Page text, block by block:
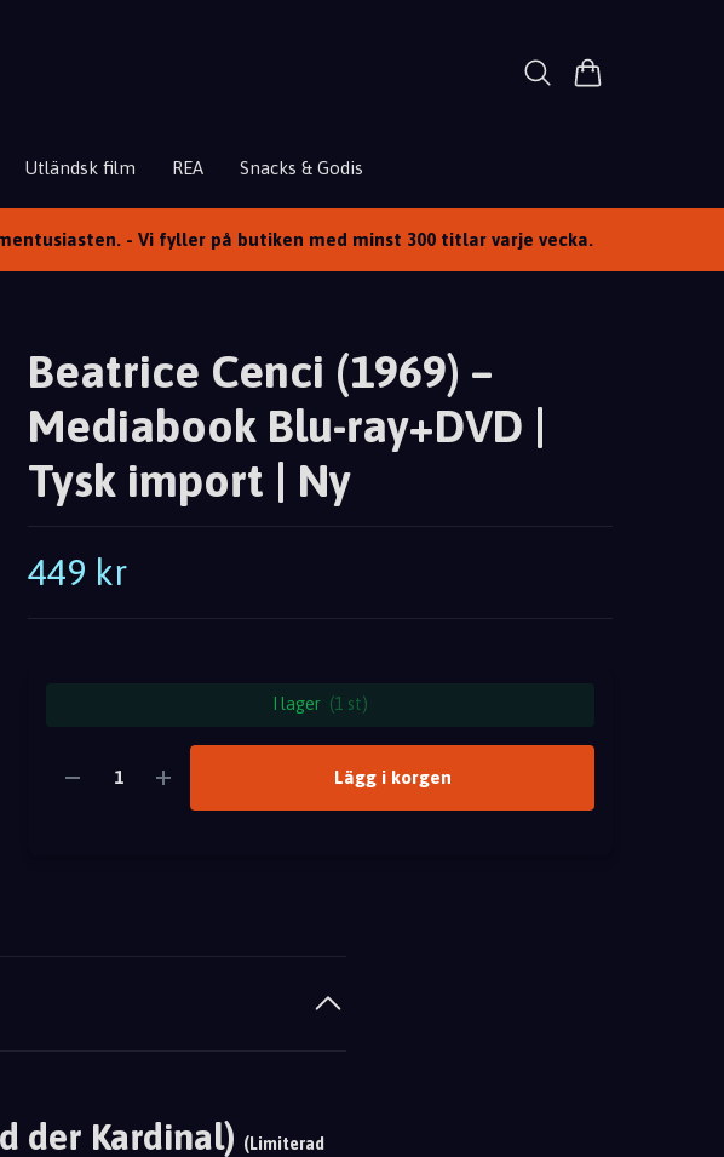
Utländsk film REA Snacks & Godis
- Vi fyller på butiken med minst 300 titlar varje vecka.
Beatrice Cenci (1969) –
Mediabook Blu-ray+DVD |
Tysk import | Ny
449 kr
I lager (1 st)
Lägg i korgen
der Kardinal) (Limiterad